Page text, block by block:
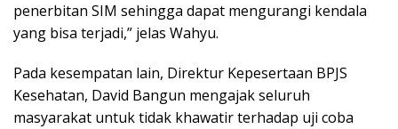
penerbitan SIM sehingga dapat mengurangi kendala
yang bisa terjadi,” jelas Wahyu.
Pada kesempatan lain, Direktur Kepesertaan BPJS
Kesehatan, David Bangun mengajak seluruh
masyarakat untuk tidak khawatir terhadap uji coba